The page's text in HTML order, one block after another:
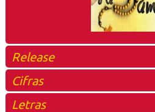
Release
Cifras
Letras